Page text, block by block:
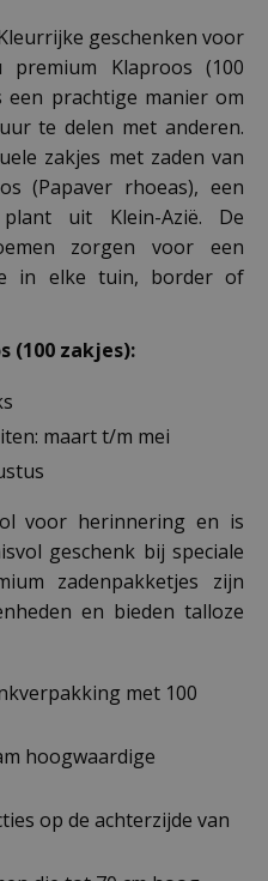
geschenken voor
premium Klaproos (100
een prachtige manier om
te delen met anderen.
zakjes met zaden van
(Papaver rhoeas), een
uit Klein-Azië. De
zorgen voor een
in elke tuin, border of
(100 zakjes):
maart t/m mei
voor herinnering en is
geschenk bij speciale
zadenpakketjes zijn
en bieden talloze
met 100
hoogwaardige
op de achterzijde van